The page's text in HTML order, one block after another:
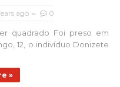
ago 0
quadrado Foi preso em
12, o indivíduo Donizete
»